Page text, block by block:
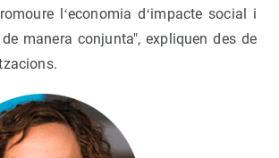
lʻeconomia dʻimpacte social i
manera conjunta", expliquen des de